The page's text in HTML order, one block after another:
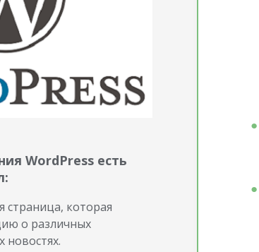
WordPress есть
страница, которая
о различных
новостях.